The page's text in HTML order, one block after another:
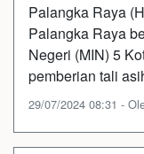
Palangka Raya
Palangka Raya
Negeri (MIN) 5
pemberian tali
29/07/2024 08:31 -